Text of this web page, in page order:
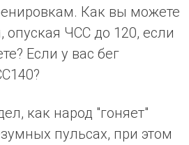
Как вы можете
опуская ЧСС до 120, если
Если у вас бег
как народ "гоняет"
пульсах, при этом